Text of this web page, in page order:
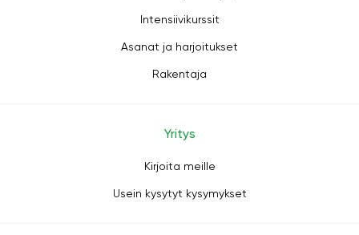
Intensiivikurssit
Asanat ja harjoitukset
Rakentaja
Yritys
Kirjoita meille
Usein kysytyt kysymykset